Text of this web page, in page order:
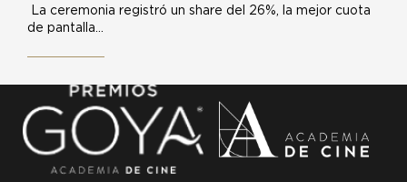
La ceremonia registró un share del 26%, la mejor cuota
de pantalla…